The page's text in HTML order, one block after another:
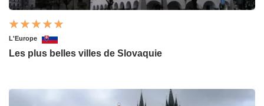
L'Europe
Les plus belles villes de Slovaquie